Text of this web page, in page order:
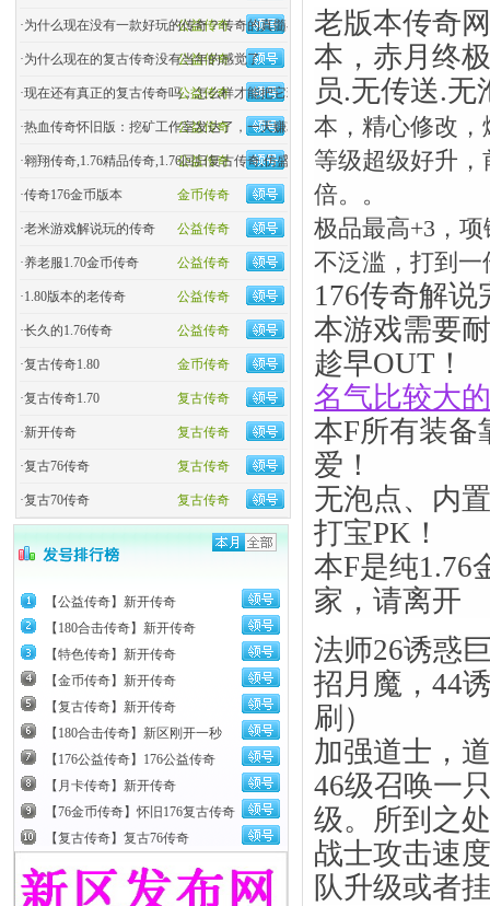
公益传奇
·为什么现在没有一款好玩的传奇？传奇的真髓在哪？
公益传奇
·为什么现在的复古传奇没有当年的感觉了
公益传奇
·现在还有真正的复古传奇吗，怎么样才能把它玩好
公益传奇
·热血传奇怀旧版：挖矿工作室发达了，一天赚3000
公益传奇
·翱翔传奇,1.76精品传奇,1.76回归复古传奇,仿盛大热血�
金币传奇
·传奇176金币版本
公益传奇
·老米游戏解说玩的传奇
公益传奇
·养老服1.70金币传奇
公益传奇
·1.80版本的老传奇
公益传奇
·长久的1.76传奇
金币传奇
·复古传奇1.80
复古传奇
·复古传奇1.70
复古传奇
·新开传奇
复古传奇
·复古76传奇
复古传奇
·复古70传奇
【公益传奇】新开传奇
【180合击传奇】新开传奇
【特色传奇】新开传奇
【金币传奇】新开传奇
【复古传奇】新开传奇
【180合击传奇】新区刚开一秒
【176公益传奇】176公益传奇
【月卡传奇】新开传奇
【76金币传奇】怀旧176复古传奇
【复古传奇】复古76传奇
老版本传奇
本，赤月终
员.无传送.无
本，精心修改
等级超级好升，
倍。。
极品最高+3，
不泛滥，打到
176传奇解
本游戏需要
趁早OUT！
名气比较大
本F所有装备
爱！
无泡点、内
打宝PK！
本F是纯1.76
家，请离开
法师26诱惑
招月魔，44
刷）
加强道士，
46级召唤一
级。所到之
战士攻击速
队升级或者